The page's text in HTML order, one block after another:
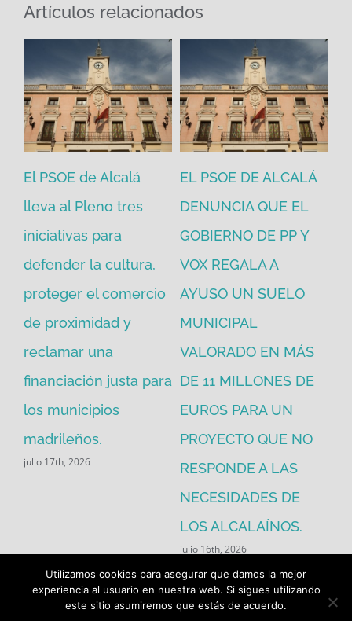
Artículos relacionados
El PSOE de Alcalá
lleva al Pleno tres
iniciativas para
defender la cultura,
proteger el comercio
de proximidad y
reclamar una
financiación justa para
los municipios
madrileños.
julio 17th, 2026
EL PSOE DE ALCALÁ
DENUNCIA QUE EL
GOBIERNO DE PP Y
VOX REGALA A
AYUSO UN SUELO
MUNICIPAL
VALORADO EN MÁS
DE 11 MILLONES DE
EUROS PARA UN
PROYECTO QUE NO
RESPONDE A LAS
NECESIDADES DE
LOS ALCALAÍNOS.
julio 16th, 2026
Utilizamos cookies para asegurar que damos la mejor
experiencia al usuario en nuestra web. Si sigues utilizando
este sitio asumiremos que estás de acuerdo.